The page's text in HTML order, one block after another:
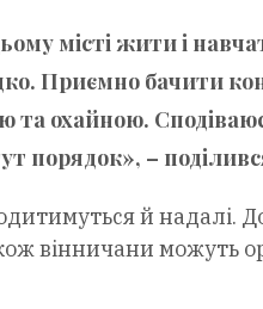
місті жити і
Приємно бачити
та охайною.
–
й надалі.
вінничани можуть